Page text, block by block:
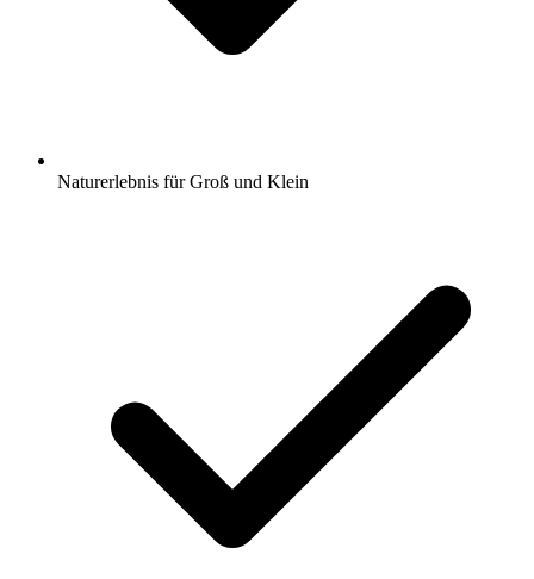
Naturerlebnis für Groß und Klein